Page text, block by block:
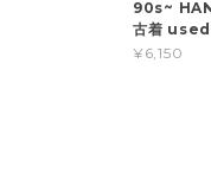
90s~
古着 used
¥6,150